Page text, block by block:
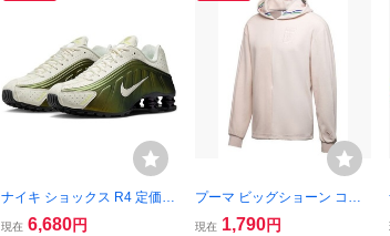
ナイキ ショックス R4 定価2
6730円 23.5cm セイル/ライ
現在 6,680円
プーマ ビッグショーン コラ
ボ プルオーバーフーディー
現在 1,790円